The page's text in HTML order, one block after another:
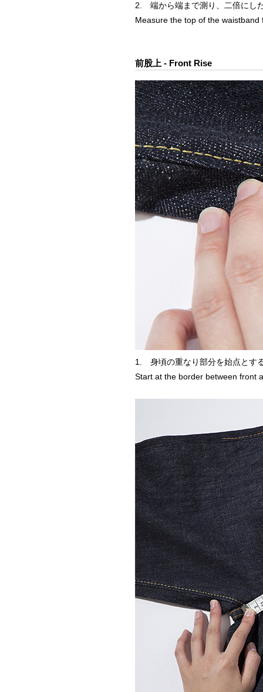
2. 端から端まで測り、二倍にし
Measure the top of the
前股上 - Front Rise
1. 身頃の重なり部分を始点とす
Start at the border between front